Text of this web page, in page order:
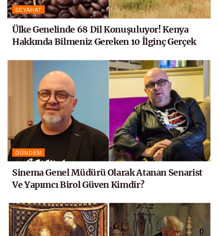
SEYAHAT
Ülke Genelinde 68 Dil Konuşuluyor! Kenya
Hakkında Bilmeniz Gereken 10 İlginç Gerçek
GÜNDEM
Sinema Genel Müdürü Olarak Atanan Senarist
Ve Yapımcı Birol Güven Kimdir?